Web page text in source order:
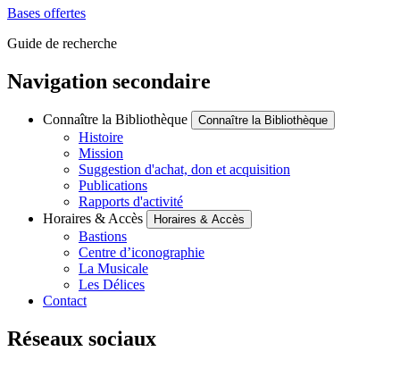
Bases offertes
Guide de recherche
Navigation secondaire
Connaître la Bibliothèque Connaître la Bibliothèque
Histoire
Mission
Suggestion d'achat, don et acquisition
Publications
Rapports d'activité
Horaires & Accès
Horaires & Accès
Bastions
Centre d’iconographie
La Musicale
Les Délices
Contact
Réseaux sociaux